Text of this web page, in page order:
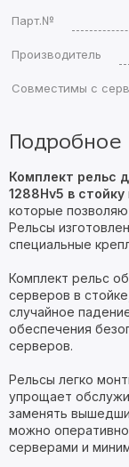
Парт.№
Производитель
Совместимы с
Комплект рельс
1288Hv5 в стойку
которые
Рельсы
специальные
Комплект рельс
серверов в
случайное
обеспечения
серверов.
Рельсы легко
упрощает
заменять
можно
серверами и